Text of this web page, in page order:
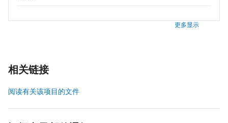
更多显示
相关链接
阅读有关该项目的文件